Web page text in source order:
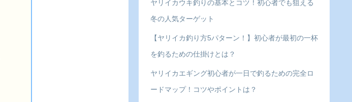
ヤリイカウキ釣りの基本とコツ！初心者でも狙える
冬の人気ターゲット
【ヤリイカ釣り方5パターン！】初心者が最初の一杯
を釣るための仕掛けとは？
ヤリイカエギング初心者が一日で釣るための完全ロ
ードマップ！コツやポイントは？